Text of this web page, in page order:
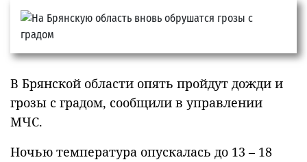
В Брянской области опять пройдут дожди и
грозы с градом, сообщили в управлении
МЧС.
Ночью температура опускалась до 13 – 18